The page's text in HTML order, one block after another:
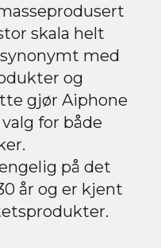
skala helt
synonymt med
og
gjør Aiphone
for både
på det
år og er kjent